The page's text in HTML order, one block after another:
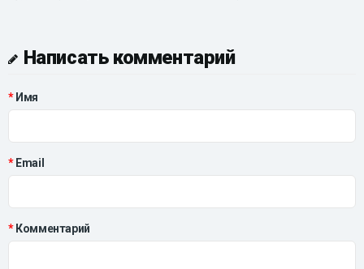
Написать комментарий
Имя
Email
Комментарий